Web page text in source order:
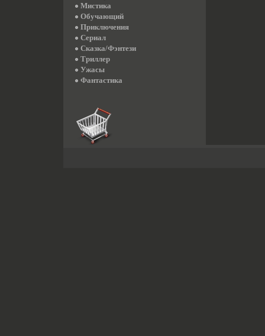
Мистика
Обучающий
Приключения
Сериал
Сказка/Фэнтези
Триллер
Ужасы
Фантастика